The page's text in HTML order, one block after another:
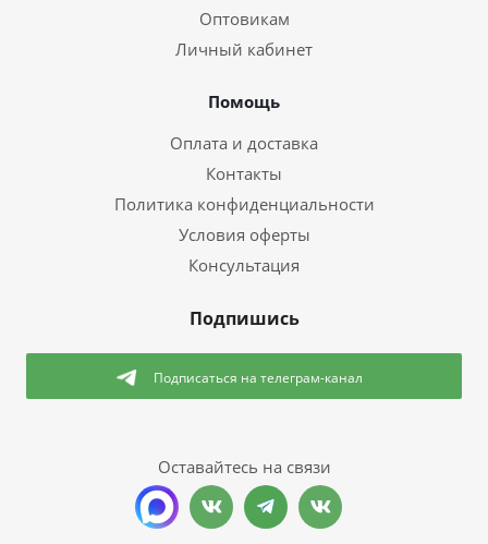
Оптовикам
Личный кабинет
Помощь
Оплата и доставка
Контакты
Политика конфиденциальности
Условия оферты
Консультация
Подпишись
Подписаться на телеграм-канал
Оставайтесь на связи